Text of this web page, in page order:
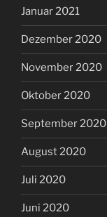
Januar 2021
Dezember 2020
November 2020
Oktober 2020
September 2020
August 2020
Juli 2020
Juni 2020